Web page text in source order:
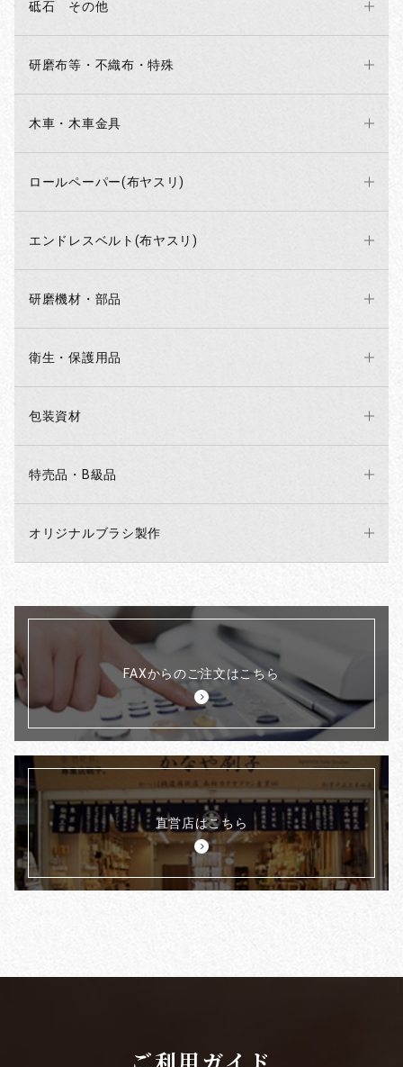
砥石 その他
研磨布等・不織布・特殊
木車・木車金具
ロールペーパー(布ヤスリ)
エンドレスベルト(布ヤスリ)
研磨機材・部品
衛生・保護用品
包装資材
特売品・B級品
オリジナルブラシ製作
FAXからのご注文はこちら
直営店はこちら